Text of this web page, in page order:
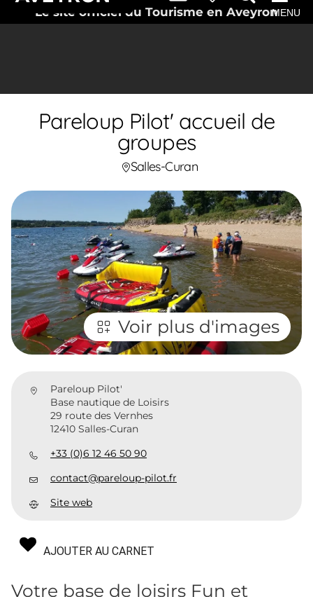
Le site officiel du Tourisme en AveyronMENU
Pareloup Pilot' accueil de
groupes
Salles-Curan
Voir plus d'images
Pareloup Pilot'
Base nautique de Loisirs
29 route des Vernhes
12410 Salles-Curan
+33 (0)6 12 46 50 90
contact@pareloup-pilot.fr
Site web
AJOUTER AU CARNET
Votre base de loisirs Fun et